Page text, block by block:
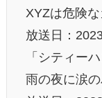
XYZは危険な
放送日：
「シティー
雨の夜に涙の